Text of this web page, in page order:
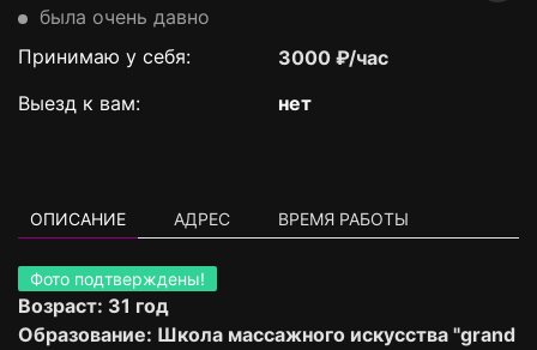
была очень давно
Принимаю у себя:
3000 ₽/час
Выезд к вам:
нет
ОПИСАНИЕ АДРЕС ВРЕМЯ РАБОТЫ
Фото подтверждены!
Возраст: 31 год
Образование: Школа массажного искусства "grand